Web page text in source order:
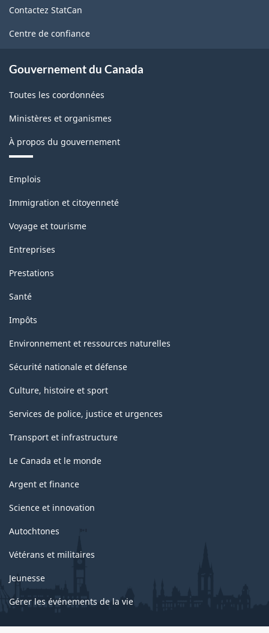
ce
site
Contactez StatCan
Centre de confiance
Gouvernement du Canada
Toutes les coordonnées
Ministères et organismes
À propos du gouvernement
Thèmes
sujets
Emplois
Immigration et citoyenneté
Voyage et tourisme
Entreprises
Prestations
Santé
Impôts
Environnement et ressources naturelles
Sécurité nationale et défense
Culture, histoire et sport
Services de police, justice et urgences
Transport et infrastructure
Le Canada et le monde
Argent et finance
Science et innovation
Autochtones
Vétérans et militaires
Jeunesse
Gérer les événements de la vie